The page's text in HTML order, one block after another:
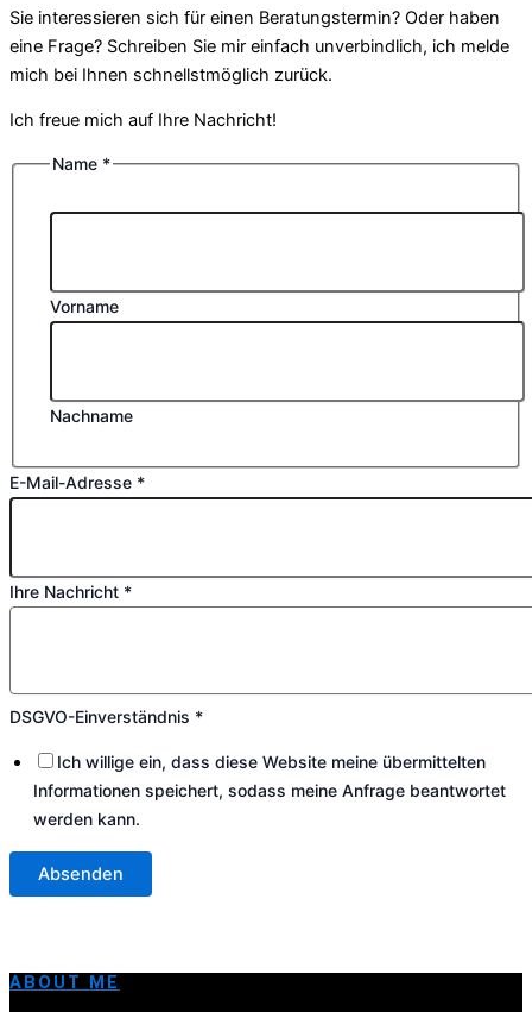
Sie interessieren sich für einen Beratungstermin? Oder haben
eine Frage? Schreiben Sie mir einfach unverbindlich, ich melde
mich bei Ihnen schnellstmöglich zurück.
Ich freue mich auf Ihre Nachricht!
Name *
Vorname
Nachname
E-Mail-Adresse *
Ihre Nachricht *
DSGVO-
Name
Nachricht
DSGVO-Einverständnis *
Ich willige ein, dass diese Website meine übermittelten
Informationen speichert, sodass meine Anfrage beantwortet
werden kann.
Absenden
ABOUT ME